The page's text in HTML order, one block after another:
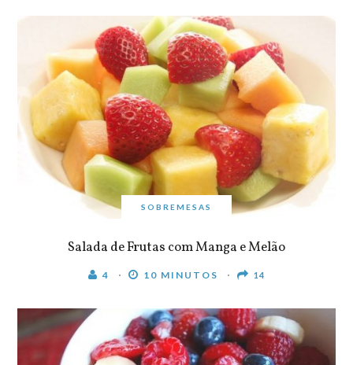
SOBREMESAS
Salada de Frutas com Manga e Melão
4 10 MINUTOS 14